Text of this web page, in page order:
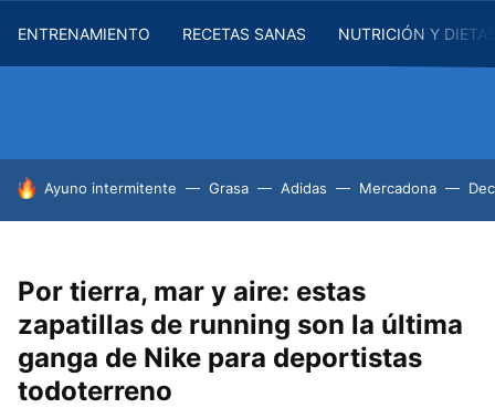
ENTRENAMIENTO RECETAS SANAS NUTRICIÓN Y
HOY SE HABLA DE
Ayuno intermitente Grasa Adidas Mercadona
Por tierra, mar y aire: estas
zapatillas de running son la última
ganga de Nike para deportistas
todoterreno